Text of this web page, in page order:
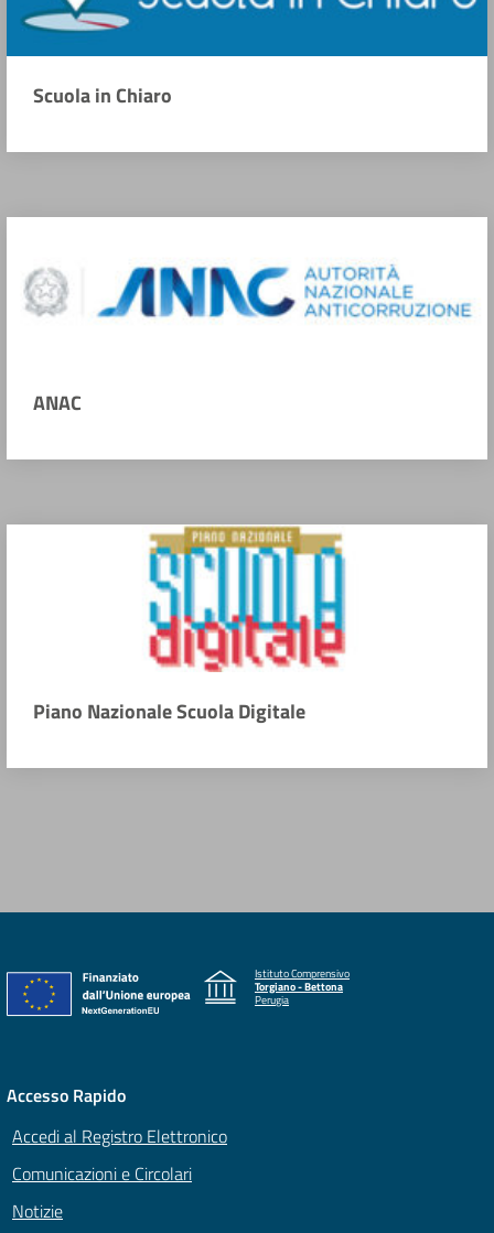
Scuola in Chiaro
ANAC
Piano Nazionale Scuola Digitale
Istituto Comprensivo
Torgiano - Bettona
Perugia
Accesso Rapido
Accedi al Registro Elettronico
Comunicazioni e Circolari
Notizie